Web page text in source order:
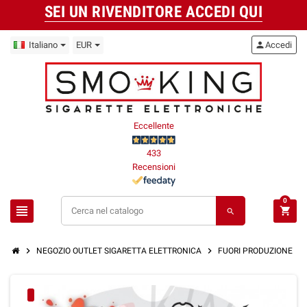
SEI UN RIVENDITORE ACCEDI QUI
Italiano EUR
Eccellente
433
Recensioni
view_headline search
personAccedi
shopping_cart
0
chevron_right NEGOZIO OUTLET SIGARETTA ELETTRONICA chevron_right FUORI PRODUZIONE